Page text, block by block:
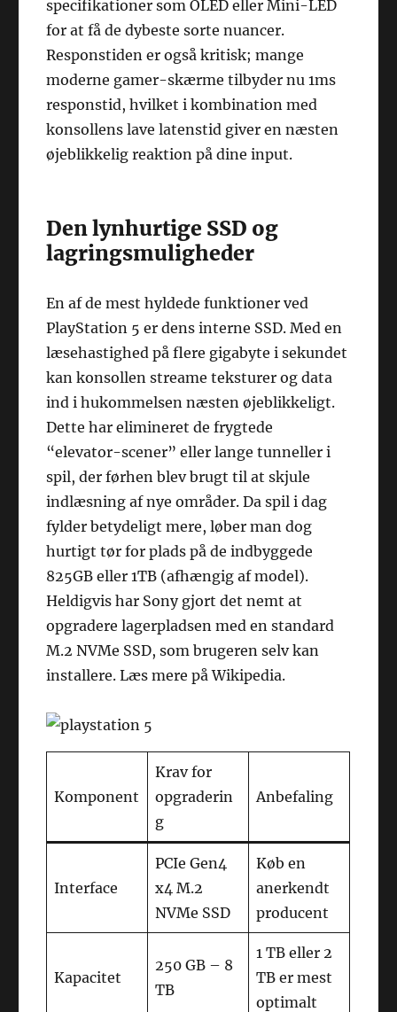
specifikationer som OLED eller Mini-LED
for at få de dybeste sorte nuancer.
Responstiden er også kritisk; mange
moderne gamer-skærme tilbyder nu 1ms
responstid, hvilket i kombination med
konsollens lave latenstid giver en næsten
øjeblikkelig reaktion på dine input.
Den lynhurtige SSD og
lagringsmuligheder
En af de mest hyldede funktioner ved
PlayStation 5 er dens interne SSD. Med en
læsehastighed på flere gigabyte i sekundet
kan konsollen streame teksturer og data
ind i hukommelsen næsten øjeblikkeligt.
Dette har elimineret de frygtede
“elevator-scener” eller lange tunneller i
spil, der førhen blev brugt til at skjule
indlæsning af nye områder. Da spil i dag
fylder betydeligt mere, løber man dog
hurtigt tør for plads på de indbyggede
825GB eller 1TB (afhængig af model).
Heldigvis har Sony gjort det nemt at
opgradere lagerpladsen med en standard
M.2 NVMe SSD, som brugeren selv kan
installere. Læs mere på Wikipedia.
Komponent
Krav for
opgraderin
g
Anbefaling
Interface
PCIe Gen4
x4 M.2
NVMe SSD
Køb en
anerkendt
producent
Kapacitet
250 GB – 8
TB
1 TB eller 2
TB er mest
optimalt